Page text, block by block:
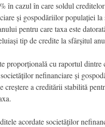
în cazul în care soldul
și gospodăriilor populației la
pentru care taxa este
tip de credite la sfârșitul
proporțională cu raportul dintre
nefinanciare și
creștere a creditării stabilită
acordate societăților